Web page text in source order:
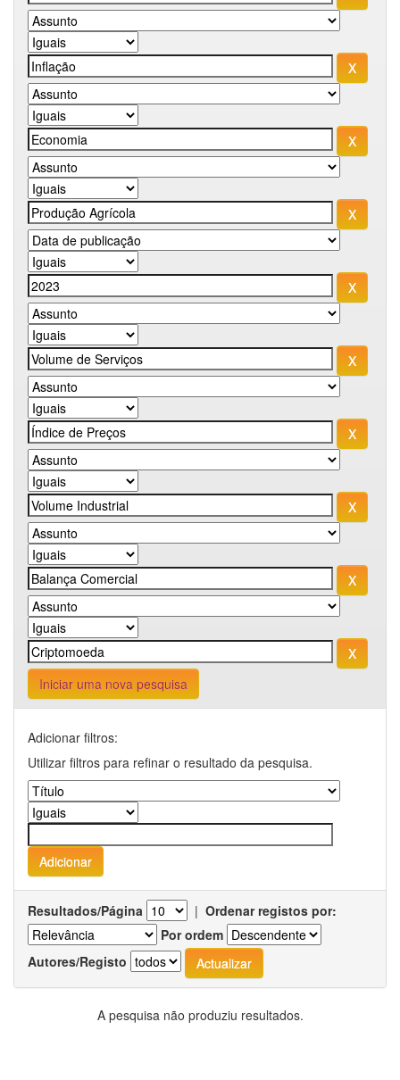
Iniciar uma nova pesquisa
Adicionar filtros:
Utilizar filtros para refinar o resultado da pesquisa.
Resultados/Página | Ordenar registos por:
Por ordem
Autores/Registo
A pesquisa não produziu resultados.